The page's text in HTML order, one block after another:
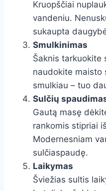
Kruopščiai
vandeniu.
sukaupta
Smulkinimas
Šaknis tarkuokite
naudokite maisto
smulkiau – tuo
Sulčių
Gautą masę
rankomis stipriai
Modernesniam
sulčiaspaudę.
Laikymas
Šviežias sultis